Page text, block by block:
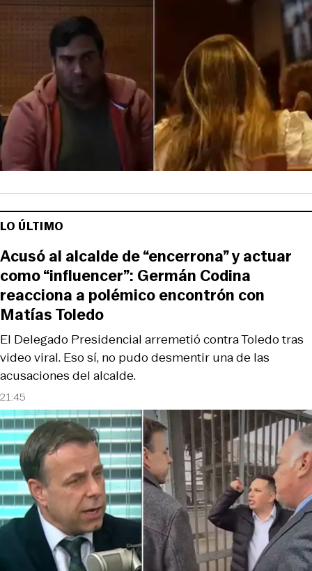
LO ÚLTIMO
21:45
El Delegado Presidencial arremetió contra Toledo tras
video viral. Eso sí, no pudo desmentir una de las
acusaciones del alcalde.
Acusó al alcalde de “encerrona” y actuar
como “influencer”: Germán Codina
reacciona a polémico encontrón con
Matías Toledo